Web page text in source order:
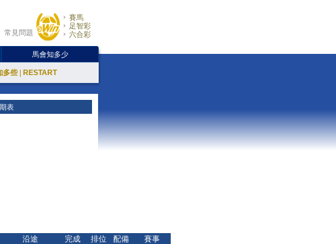
常見問題
賽馬
足智彩
六合彩
馬會知多少
多些 RESTART
表
沿途
完成
排位
配備
賽事